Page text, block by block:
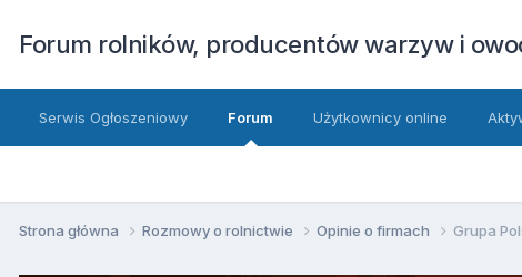
Forum rolników, producentów warzyw i
Serwis Ogłoszeniowy Forum Użytkownicy online
Strona główna Rozmowy o rolnictwie Opinie o firmach Grupa